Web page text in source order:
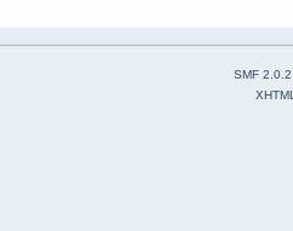
SMF 2.0.2